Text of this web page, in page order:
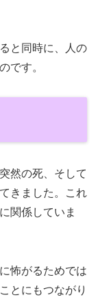
と同時に、人の
です。
然の死、そして
きました。これ
関係していま
怖がるためでは
とにもつながり